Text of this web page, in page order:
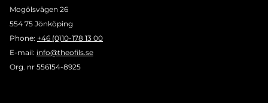
Mogölsvägen 26
554 75 Jönköping
Phone: +46 (0)10-178 13 00
E-mail: info@theofils.se
Org. nr 556154-8925